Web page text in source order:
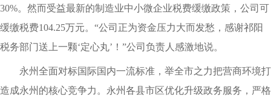
30%。然而受益最新的制造业中小微企业税费缓缴政策，公司可
缓缴税费104.25万元。“公司正为资金压力大而发愁，感谢祁阳
税务部门送上一颗‘定心丸’！”公司负责人感激地说。
永州全面对标国际国内一流标准，举全市之力把营商环境打
造成永州的核心竞争力。永州各县市区优化升级政务服务，严格